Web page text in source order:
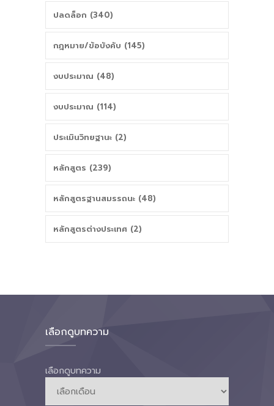
ปลดล็อก (340)
กฎหมาย/ข้อบังคับ (145)
งบประมาณ (48)
งบประมาณ (114)
ประเมินวิทยฐานะ (2)
หลักสูตร (239)
หลักสูตรฐานสมรรถนะ (48)
หลักสูตรต่างประเทศ (2)
เลือกดูบทความ
เลือกดูบทความ